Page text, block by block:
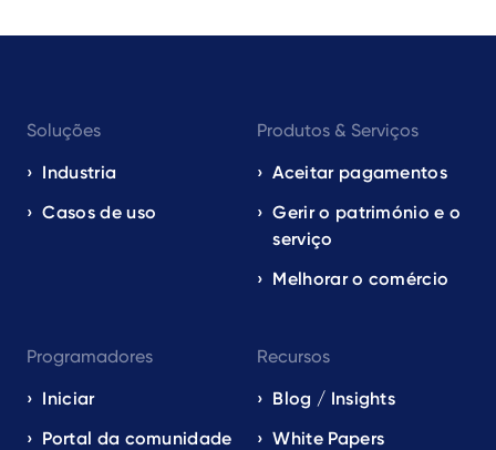
navigation
EN
Soluções
Industria
Casos de uso
Produtos & Serviços
Aceitar pagamentos
Gerir o património e o
serviço
Melhorar o comércio
Programadores
Iniciar
Portal da comunidade
Recursos
Blog / Insights
White Papers